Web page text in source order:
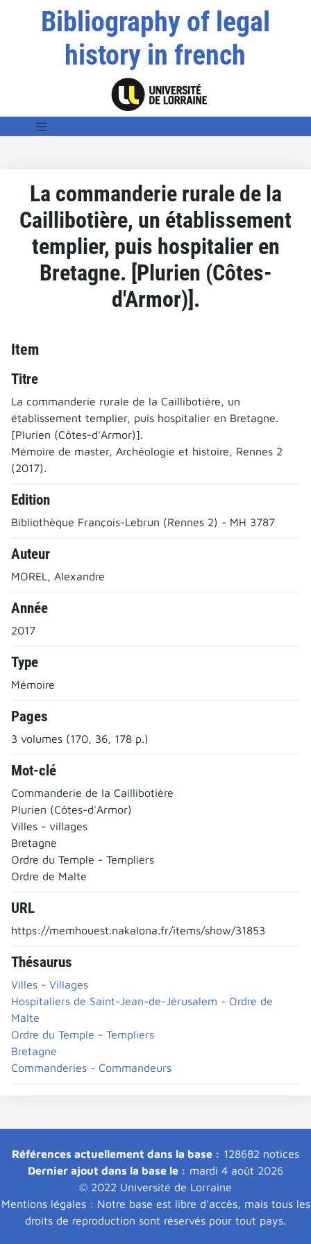
Bibliography of legal
history in french
La commanderie rurale de la
Caillibotière, un établissement
templier, puis hospitalier en
Bretagne. [Plurien (Côtes-
d'Armor)].
Item
Titre
La commanderie rurale de la Caillibotière, un
établissement templier, puis hospitalier en Bretagne.
[Plurien (Côtes-d'Armor)].
Mémoire de master, Archéologie et histoire, Rennes 2
(2017).
Edition
Bibliothèque François-Lebrun (Rennes 2) - MH 3787
Auteur
MOREL, Alexandre
Année
2017
Type
Mémoire
Pages
3 volumes (170, 36, 178 p.)
Mot-clé
Commanderie de la Caillibotière
Plurien (Côtes-d'Armor)
Villes - villages
Bretagne
Ordre du Temple - Templiers
Ordre de Malte
URL
https://memhouest.nakalona.fr/items/show/31853
Thésaurus
Villes - Villages
Hospitaliers de Saint-Jean-de-Jérusalem - Ordre de
Malte
Ordre du Temple - Templiers
Bretagne
Commanderies - Commandeurs
Références actuellement dans la base : 128682 notices
Dernier ajout dans la base le : mardi 4 août 2026
© 2022 Université de Lorraine
Mentions légales : Notre base est libre d'accès, mais tous les
droits de reproduction sont réservés pour tout pays.